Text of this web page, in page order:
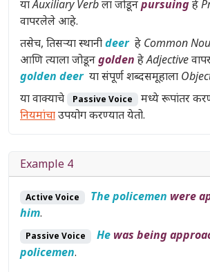
याAuxiliary Verbला जोडूनpursuingहे
वापरलेले आहे.
तसेच, तिसऱ्या स्थानीdeerहे Common
आणि त्याला जोडूनgolden हेAdjective
golden deerया संपूर्ण शब्दसमूहाला
या वाक्याचे
Passive Voice
मध्ये रूपांतर
नियमांचाउपयोग करण्यात येतो.
Example 4
Active Voice The policemen were
him.
Passive Voice He was being
policemen.